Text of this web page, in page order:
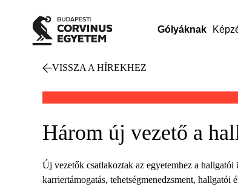
Gólyáknak
VISSZA A HÍREKHEZ
Három új vezető a
Új vezetők csatlakoztak az egyetemhez a
karriertámogatás, tehetségmenedzsment, hallgatói